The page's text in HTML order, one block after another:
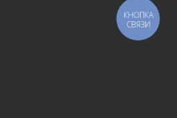
КНОПКА
СВЯЗИ